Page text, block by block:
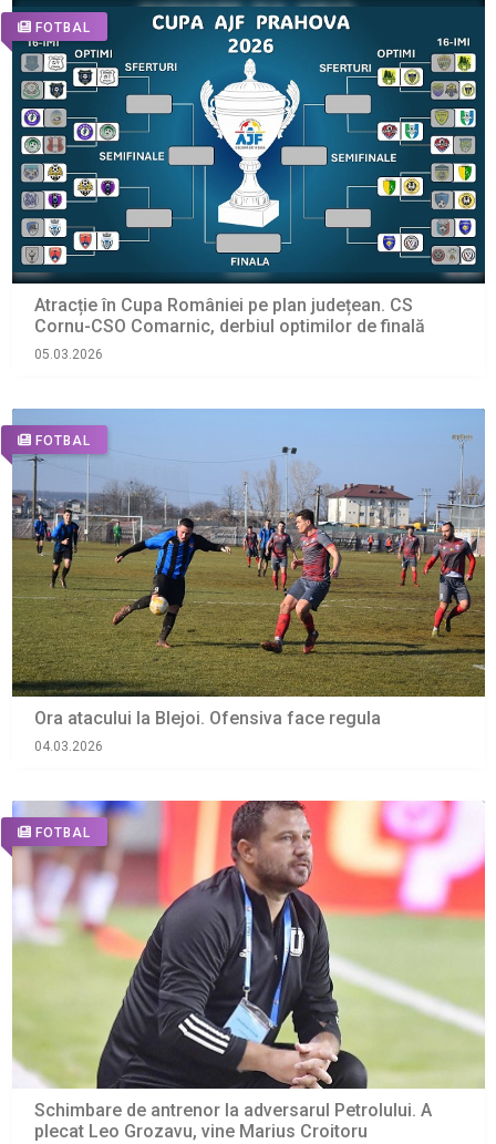
FOTBAL
Atracție în Cupa României pe plan județean. CS
Cornu-CSO Comarnic, derbiul optimilor de finală
05.03.2026
FOTBAL
Ora atacului la Blejoi. Ofensiva face regula
04.03.2026
FOTBAL
Schimbare de antrenor la adversarul Petrolului. A
plecat Leo Grozavu, vine Marius Croitoru